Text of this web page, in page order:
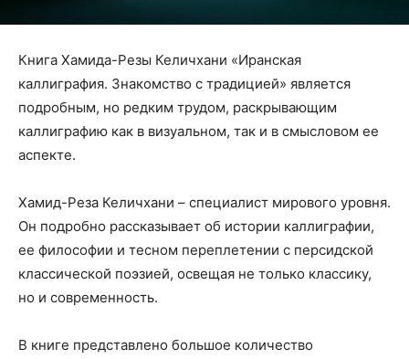
Книга Хамида-Резы Келичхани «Иранская
каллиграфия. Знакомство с традицией» является
подробным, но редким трудом, раскрывающим
каллиграфию как в визуальном, так и в смысловом ее
аспекте.
Хамид-Реза Келичхани – специалист мирового уровня.
Он подробно рассказывает об истории каллиграфии,
ее философии и тесном переплетении с персидской
классической поэзией, освещая не только классику,
но и современность.
В книге представлено большое количество